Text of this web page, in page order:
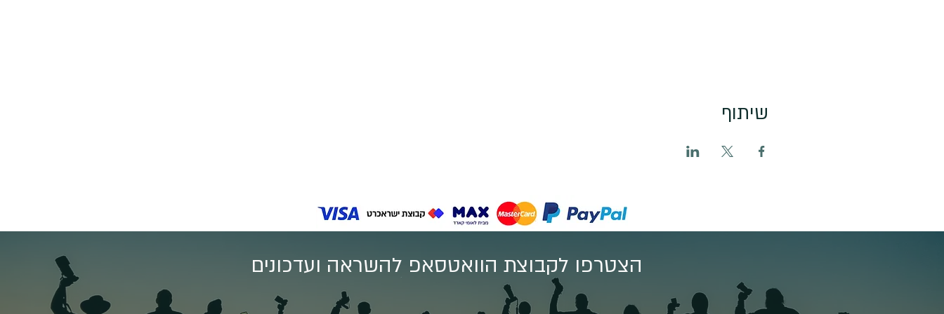
שיתוף
הצטרפו לקבוצת הוואטסאפ להשראה ועדכונים